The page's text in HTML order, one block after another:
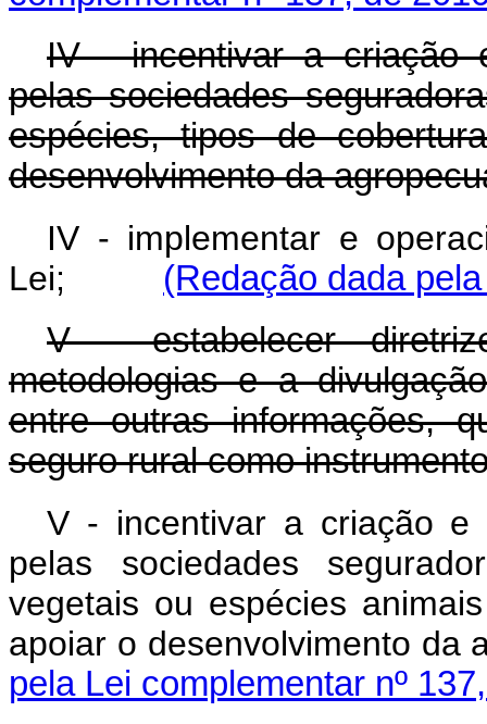
IV - incentivar a criação
pelas sociedades
espécies, tipos de
desenvolvimento da
IV - implementar e
Lei;
(Redação dada
V - estabelecer
metodologias e a
entre outras informações,
seguro rural como
V - incentivar a criação e
pelas sociedades
vegetais ou espécies
apoiar o desenvolvimento da
pela Lei complementar nº